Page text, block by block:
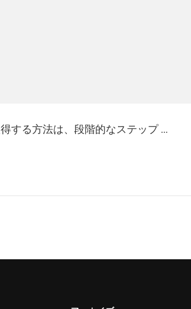
する方法は、段階的なステップ …